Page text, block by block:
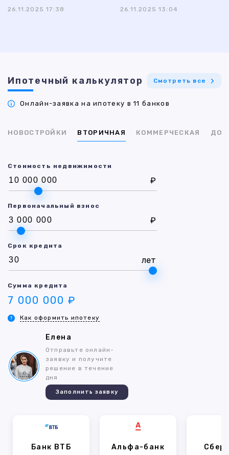
26.11.2025 17:38 26.11.2025 13:04
Ипотечный калькулятор Смотреть все
Онлайн-заявка на ипотеку в 11 банков
НОВОСТРОЙКИ ВТОРИЧНАЯ КОММЕРЧЕСКАЯ ДОМ
Стоимость недвижимости
₽
Первоначальный взнос
₽
Срок кредита
лет
Сумма кредита
7 000 000 ₽
Как оформить ипотеку
Елена
Отправьте онлайн-
заявку и получите
решение в течение
дня
Заполнить заявку
Банк ВТБ Альфа-банк